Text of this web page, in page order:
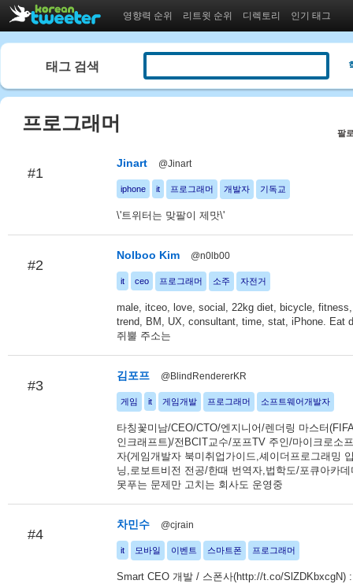
영향력 순위 리트윗 순위 디렉토리 인기 태그
태그 검색
프로그래머 팔
#1
Jinart @Jinart
iphone it 프로그래머 개발자 기독교
\'트위터는 맞팔이 제맛\'
#2
Nolboo Kim @n0lb00
it ceo 프로그래머 소주 자전거
male, itceo, love, social, 22kg diet, bicycle, fitness,
trend, BM, UX, consultant, time, stat, iPhone. Eat
쥐뿔 주소는
#3
김포프 @BlindRendererKR
게임 it 게임개발 프로그래머 소프트웨어개발자
타칭꽃미남/CEO/CTO/엔지니어/렌더링 마스터
인크래프트)/전BCIT교수/포프TV 주인/마이크로소
자(게임개발자 북미취업가이드,셰이더프로그래밍
닝,로보트비전 전공/한때 번역자,법학도/포큐아카
못푸는 문제만 고치는 회사도 운영중
#4
차민수 @cjrain
it 모바일 이벤트 스마트폰 프로그래머
Smart CEO 개발 / 스폰사(http://t.co/SlZDKbxcgN)